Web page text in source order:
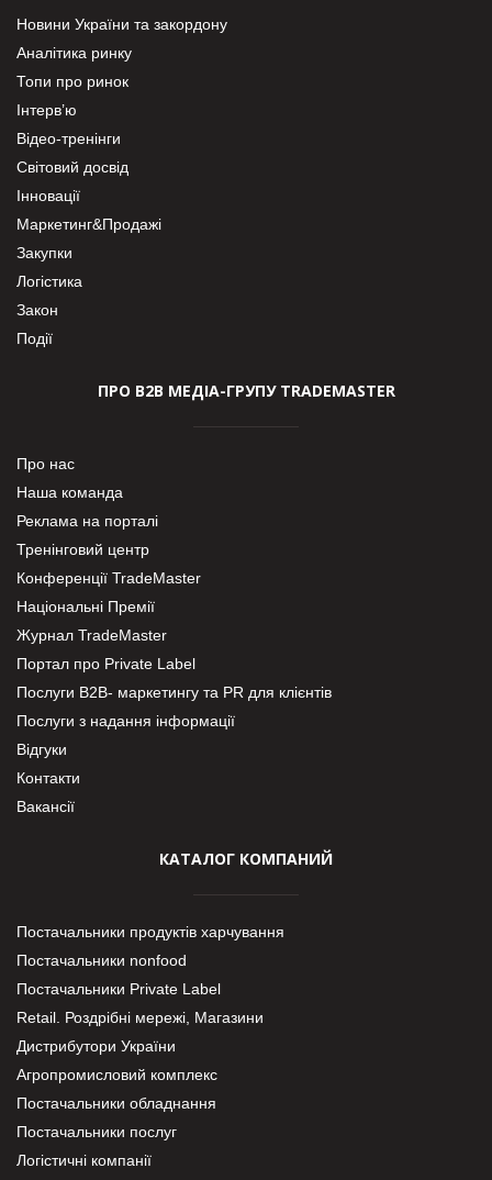
Новини України та закордону
Аналітика ринку
Топи про ринок
Інтерв’ю
Відео-тренінги
Світовий досвід
Інновації
Маркетинг&Продажі
Закупки
Логістика
Закон
Події
ПРО В2В МЕДІА-ГРУПУ TRADEMASTER
Про нас
Наша команда
Реклама на порталі
Тренінговий центр
Конференції TradeMaster
Національні Премії
Журнал TradeMaster
Портал про Private Label
Послуги В2В- маркетингу та PR для клієнтів
Послуги з надання інформації
Відгуки
Контакти
Вакансії
КАТАЛОГ КОМПАНИЙ
Постачальники продуктів харчування
Постачальники nonfood
Постачальники Private Label
Retail. Роздрібні мережі, Магазини
Дистрибутори України
Агропромисловий комплекс
Постачальники обладнання
Постачальники послуг
Логістичні компанії